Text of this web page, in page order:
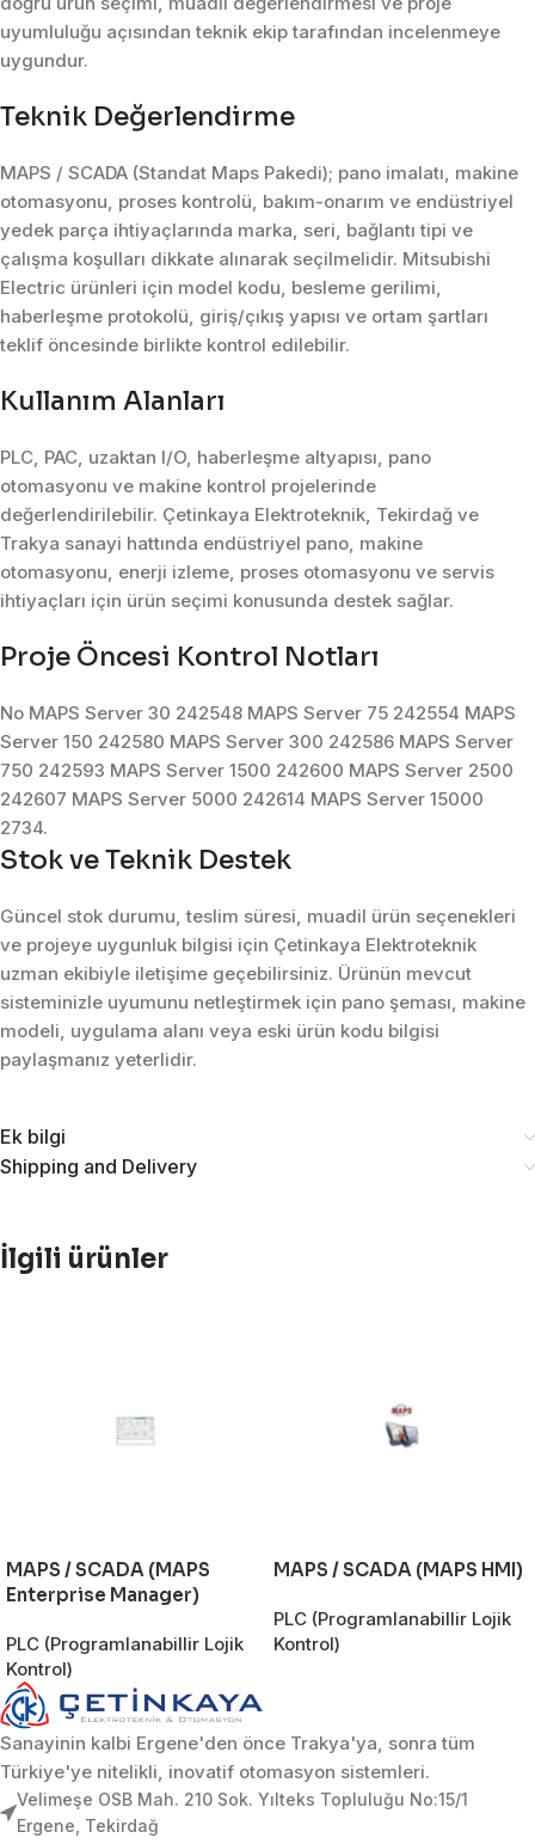
uyumluluğu açısından teknik ekip tarafından incelenmeye
uygundur.
Teknik Değerlendirme
MAPS / SCADA (Standat Maps Pakedi); pano imalatı, makine
otomasyonu, proses kontrolü, bakım-onarım ve endüstriyel
yedek parça ihtiyaçlarında marka, seri, bağlantı tipi ve
çalışma koşulları dikkate alınarak seçilmelidir. Mitsubishi
Electric ürünleri için model kodu, besleme gerilimi,
haberleşme protokolü, giriş/çıkış yapısı ve ortam şartları
teklif öncesinde birlikte kontrol edilebilir.
Kullanım Alanları
PLC, PAC, uzaktan I/O, haberleşme altyapısı, pano
otomasyonu ve makine kontrol projelerinde
değerlendirilebilir. Çetinkaya Elektroteknik, Tekirdağ ve
Trakya sanayi hattında endüstriyel pano, makine
otomasyonu, enerji izleme, proses otomasyonu ve servis
ihtiyaçları için ürün seçimi konusunda destek sağlar.
Proje Öncesi Kontrol Notları
No MAPS Server 30 242548 MAPS Server 75 242554 MAPS
Server 150 242580 MAPS Server 300 242586 MAPS Server
750 242593 MAPS Server 1500 242600 MAPS Server 2500
242607 MAPS Server 5000 242614 MAPS Server 15000
2734.
Stok ve Teknik Destek
Güncel stok durumu, teslim süresi, muadil ürün seçenekleri
ve projeye uygunluk bilgisi için Çetinkaya Elektroteknik
uzman ekibiyle iletişime geçebilirsiniz. Ürünün mevcut
sisteminizle uyumunu netleştirmek için pano şeması, makine
modeli, uygulama alanı veya eski ürün kodu bilgisi
paylaşmanız yeterlidir.
Ek bilgi
Shipping and Delivery
İlgili ürünler
MAPS / SCADA (MAPS
Enterprise Manager)
PLC (Programlanabillir Lojik
Kontrol)
MAPS / SCADA (MAPS HMI)
PLC (Programlanabillir Lojik
Kontrol)
Sanayinin kalbi Ergene'den önce Trakya'ya, sonra tüm
Türkiye'ye nitelikli, inovatif otomasyon sistemleri.
Velimeşe OSB Mah. 210 Sok. Yılteks Topluluğu No:15/1
Ergene, Tekirdağ